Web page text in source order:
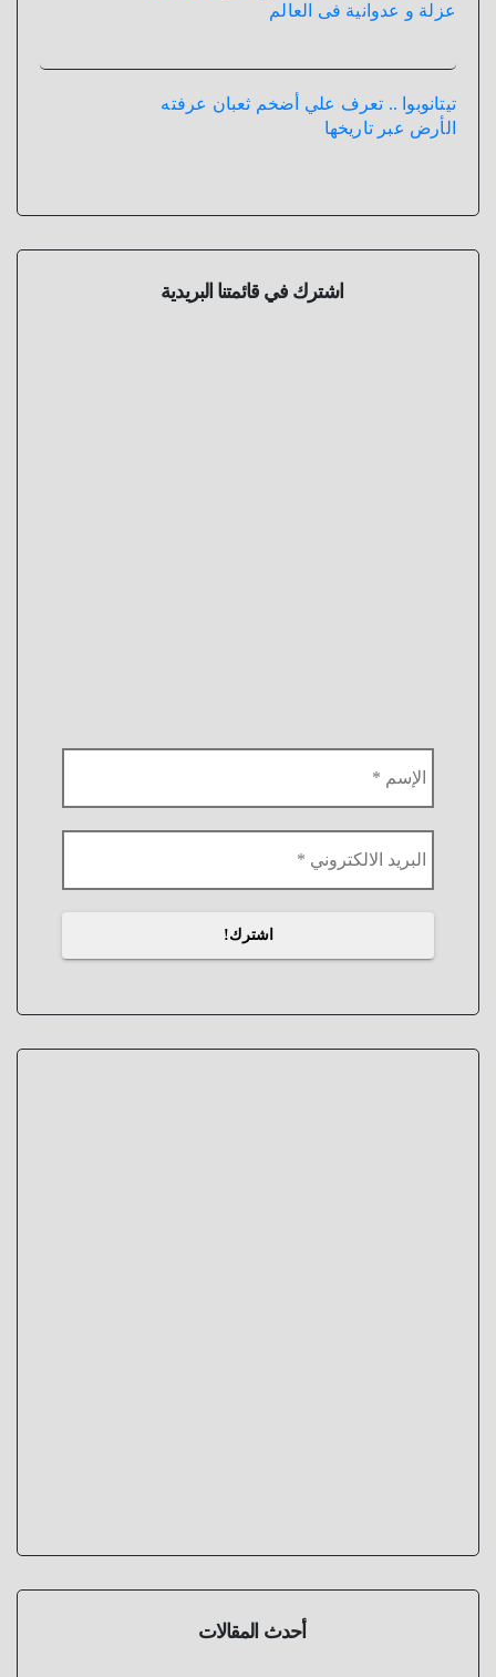
عزلة و عدوانية فى العالم
تيتانوبوا .. تعرف علي أضخم ثعبان عرفته
الأرض عبر تاريخها
اشترك في قائمتنا البريدية
أحدث المقالات